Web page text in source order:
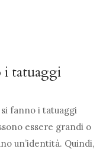
i tatuaggi
fanno i tatuaggi
essere grandi o
un’identità. Quindi,